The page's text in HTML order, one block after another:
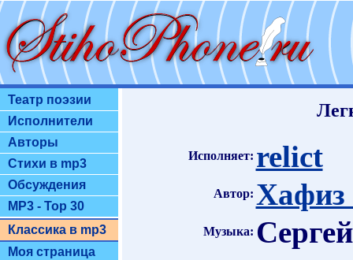
Театр поэзии
Исполнители
Авторы
Стихи в mp3
Обсуждения
MP3 - Top 30
Классика в mp3
Моя страница
Исполняет: relict
Автор: Хафиз
Музыка: